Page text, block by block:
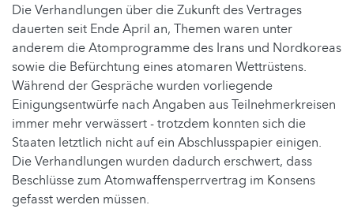
Die Verhandlungen über die Zukunft des Vertrages
dauerten seit Ende April an, Themen waren unter
anderem die Atomprogramme des Irans und Nordkoreas
sowie die Befürchtung eines atomaren Wettrüstens.
Während der Gespräche wurden vorliegende
Einigungsentwürfe nach Angaben aus Teilnehmerkreisen
immer mehr verwässert - trotzdem konnten sich die
Staaten letztlich nicht auf ein Abschlusspapier einigen.
Die Verhandlungen wurden dadurch erschwert, dass
Beschlüsse zum Atomwaffensperrvertrag im Konsens
gefasst werden müssen.